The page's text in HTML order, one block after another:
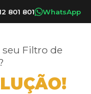
801 801 WhatsApp
Filtro de